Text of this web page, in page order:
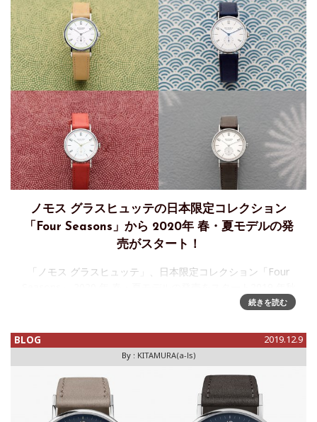
ノモス グラスヒュッテの日本限定コレクション
「Four Seasons」から 2020年 春・夏モデルの発
売がスタート！
「ノモス グラスヒュッテ」、日本限定コレクション「Four
に第１弾を発表し好評を得た日本限定コレクション「Four
続きを読む
BLOG 2019.12.9
By : KITAMURA(a-ls)